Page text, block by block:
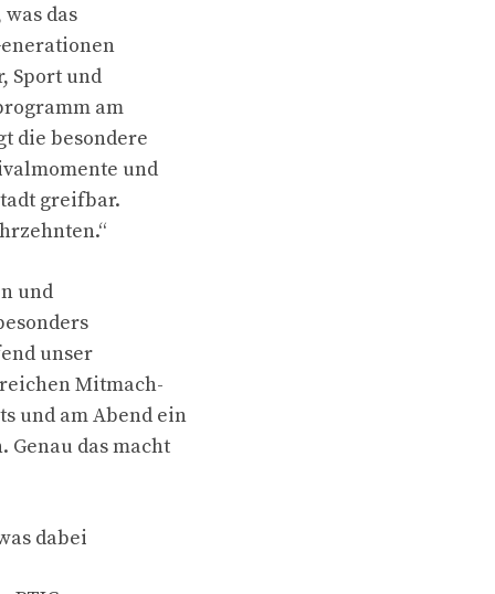
das
Sport und
am
die besondere
und
greifbar.
und
unser
Mitmach-
und am Abend ein
das macht
dabei